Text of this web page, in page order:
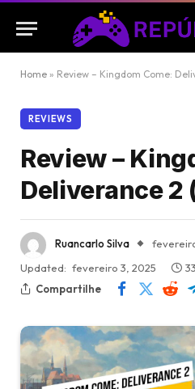
Home » Review – Kingdom Come:
REVIEWS
Review –
Deliverance 2
Ruancarlo Silva
Updated: fevereiro 3, 2025
Compartilhe